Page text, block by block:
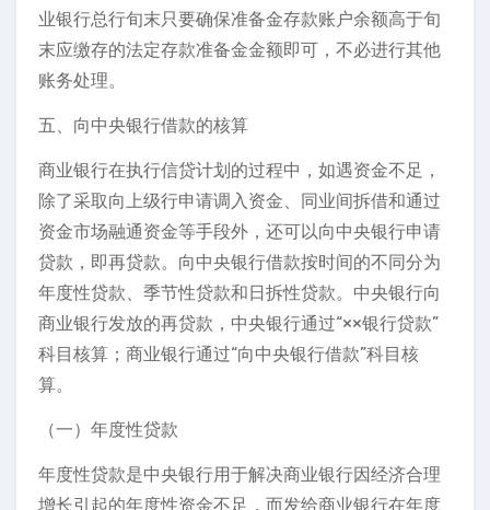
业银行总行旬末只要确保准备金存款账户余额高于旬
末应缴存的法定存款准备金金额即可，不必进行其他
账务处理。
五、向中央银行借款的核算
商业银行在执行信贷计划的过程中，如遇资金不足，
除了采取向上级行申请调入资金、同业间拆借和通过
资金市场融通资金等手段外，还可以向中央银行申请
贷款，即再贷款。向中央银行借款按时间的不同分为
年度性贷款、季节性贷款和日拆性贷款。中央银行向
商业银行发放的再贷款，中央银行通过“××银行贷款”
科目核算；商业银行通过“向中央银行借款”科目核
算。
（一）年度性贷款
年度性贷款是中央银行用于解决商业银行因经济合理
增长引起的年度性资金不足，而发给商业银行在年度